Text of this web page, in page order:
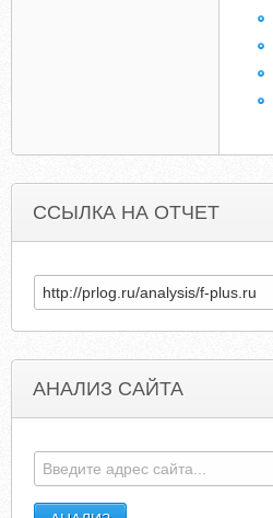
ССЫЛКА НА ОТЧЕТ
АНАЛИЗ САЙТА